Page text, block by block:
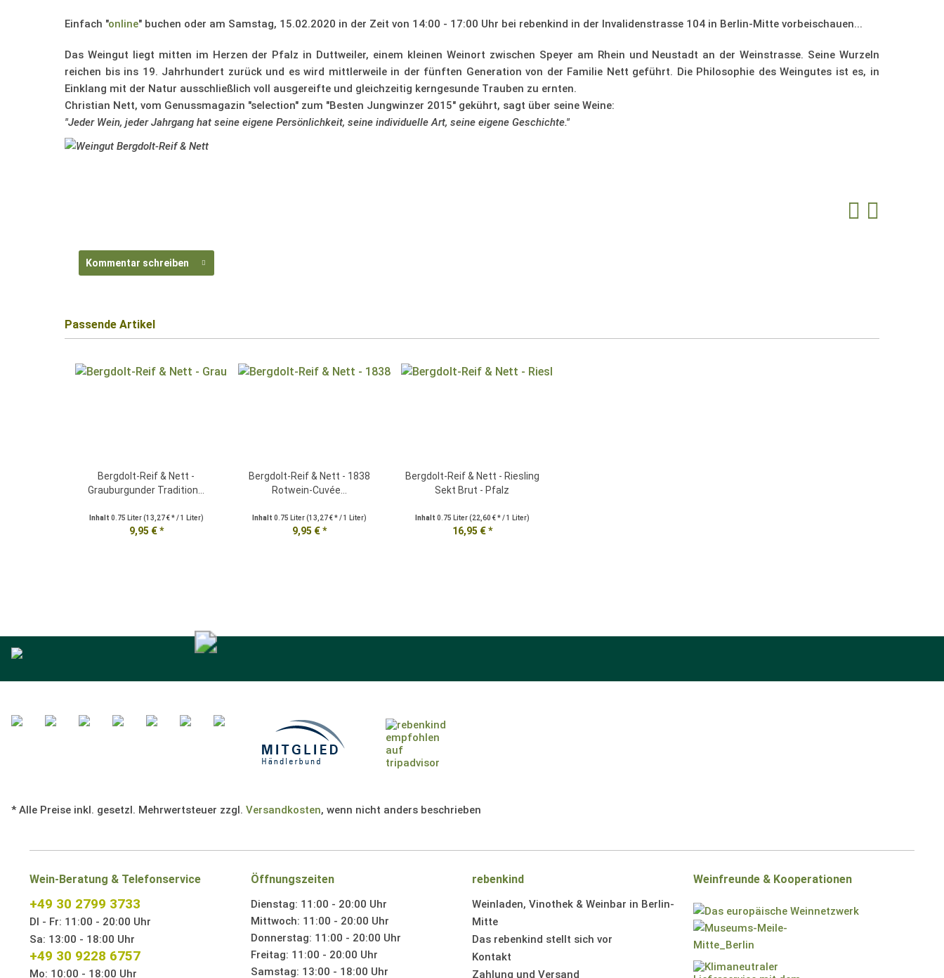
Einfach "online" buchen oder am Samstag, 15.02.2020 in der Zeit von 14:00 - 17:00 Uhr bei rebenkind in der Invalidenstrasse 104 in Berlin-Mitte vorbeischauen...
Das Weingut liegt mitten im Herzen der Pfalz in Duttweiler, einem kleinen Weinort zwischen Speyer am Rhein und Neustadt an der Weinstrasse. Seine Wurzeln
reichen bis ins 19. Jahrhundert zurück und es wird mittlerweile in der fünften Generation von der Familie Nett geführt. Die Philosophie des Weingutes ist es, in
Einklang mit der Natur ausschließlich voll ausgereifte und gleichzeitig kerngesunde Trauben zu ernten.
Christian Nett, vom Genussmagazin "selection" zum "Besten Jungwinzer 2015" gekührt, sagt über seine Weine:
"Jeder Wein, jeder Jahrgang hat seine eigene Persönlichkeit, seine individuelle Art, seine eigene Geschichte."
Kommentar schreiben
Passende Artikel
Bergdolt-Reif & Nett -
Grauburgunder Tradition...
Inhalt 0.75 Liter(13,27 € * / 1 Liter)
9,95 € *
Bergdolt-Reif & Nett - 1838
Rotwein-Cuvée...
Inhalt 0.75 Liter(13,27 € * / 1 Liter)
9,95 € *
Bergdolt-Reif & Nett - Riesling
Sekt Brut - Pfalz
Inhalt 0.75 Liter(22,60 € * / 1 Liter)
16,95 € *
* Alle Preise inkl. gesetzl. Mehrwertsteuer zzgl. Versandkosten, wenn nicht anders beschrieben
Wein-Beratung & Telefonservice
+49 30 2799 3733
DI - Fr: 11:00 - 20:00 Uhr
Sa: 13:00 - 18:00 Uhr
+49 30 9228 6757
Mo: 10:00 - 18:00 Uhr
Öffnungszeiten
Dienstag: 11:00 - 20:00 Uhr
Mittwoch: 11:00 - 20:00 Uhr
Donnerstag: 11:00 - 20:00 Uhr
Freitag: 11:00 - 20:00 Uhr
Samstag: 13:00 - 18:00 Uhr
rebenkind
Weinladen, Vinothek & Weinbar in Berlin-
Mitte
Das rebenkind stellt sich vor
Kontakt
Zahlung und Versand
Weinfreunde & Kooperationen